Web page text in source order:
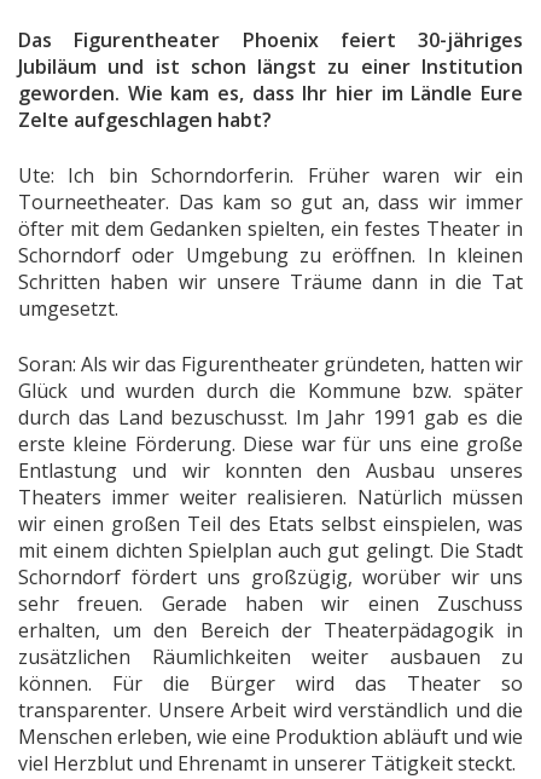
Das Figurentheater Phoenix feiert 30-jähriges
Jubiläum und ist schon längst zu einer Institution
geworden. Wie kam es, dass Ihr hier im Ländle Eure
Zelte aufgeschlagen habt?
Ute: Ich bin Schorndorferin. Früher waren wir ein
Tourneetheater. Das kam so gut an, dass wir immer
öfter mit dem Gedanken spielten, ein festes Theater in
Schorndorf oder Umgebung zu eröffnen. In kleinen
Schritten haben wir unsere Träume dann in die Tat
umgesetzt.
Soran: Als wir das Figurentheater gründeten, hatten wir
Glück und wurden durch die Kommune bzw. später
durch das Land bezuschusst. Im Jahr 1991 gab es die
erste kleine Förderung. Diese war für uns eine große
Entlastung und wir konnten den Ausbau unseres
Theaters immer weiter realisieren. Natürlich müssen
wir einen großen Teil des Etats selbst einspielen, was
mit einem dichten Spielplan auch gut gelingt. Die Stadt
Schorndorf fördert uns großzügig, worüber wir uns
sehr freuen. Gerade haben wir einen Zuschuss
erhalten, um den Bereich der Theaterpädagogik in
zusätzlichen Räumlichkeiten weiter ausbauen zu
können. Für die Bürger wird das Theater so
transparenter. Unsere Arbeit wird verständlich und die
Menschen erleben, wie eine Produktion abläuft und wie
viel Herzblut und Ehrenamt in unserer Tätigkeit steckt.